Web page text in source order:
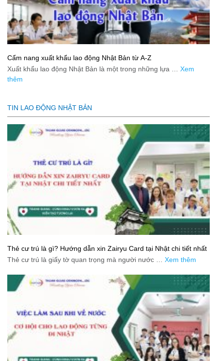
Cẩm nang xuất khẩu lao động Nhật Bản từ A-Z
Xuất khẩu lao động Nhật Bản là một trong những lựa … Xem
thêm
TIN LAO ĐỘNG NHẬT BẢN
Thẻ cư trú là gì? Hướng dẫn xin Zairyu Card tại Nhật chi tiết nhất
Thẻ cư trú là giấy tờ quan trọng mà người nước … Xem thêm